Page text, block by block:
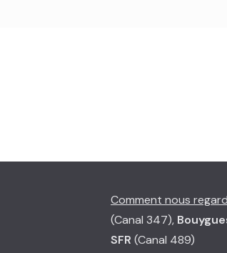
Comment nous
(Canal 347),
SFR (Canal 489)